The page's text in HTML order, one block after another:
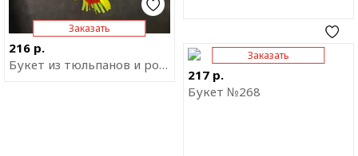
Заказать
216 р.
Букет из тюльпанов и роз "Симфония"
Заказать
217 р.
Букет №268
Отправить ссылку на